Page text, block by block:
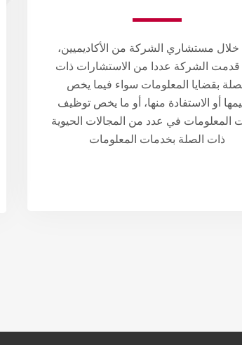
مستشاري الشركة من الأكاديميين،
قدمت الشركة عددا من الاستشارات ذات
بقضايا المعلومات سواء فيما يخص
أو الاستفادة منها، أو ما يخص توظيف
المعلومات في عدد من المجالات الحيوية
ذات الصلة بخدمات المعلومات